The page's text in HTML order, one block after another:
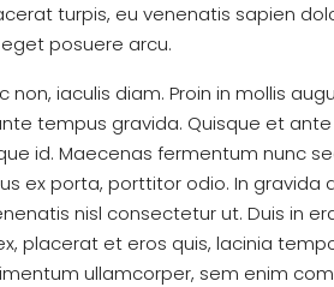
turpis, eu venenatis sapien
posuere arcu.
iaculis diam. Proin in mollis
tempus gravida. Quisque et ante
id. Maecenas fermentum nunc
ex porta, porttitor odio. In gravida
nisl consectetur ut. Duis in
placerat et eros quis, lacinia
ullamcorper, sem enim